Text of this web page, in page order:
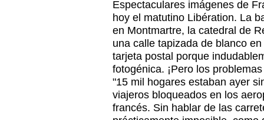
Espectaculares imágenes de
hoy el matutino Libération. La
en Montmartre, la catedral de
una calle tapizada de blanco
tarjeta postal porque
fotogénica. ¡Pero los
"15 mil hogares estaban ayer
viajeros bloqueados en los
francés. Sin hablar de las